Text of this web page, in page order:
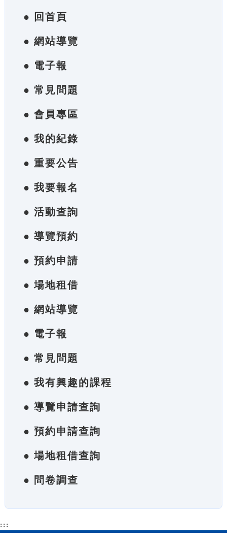
● 回首頁
● 網站導覽
● 電子報
● 常見問題
● 會員專區
● 我的紀錄
● 重要公告
● 我要報名
● 活動查詢
● 導覽預約
● 預約申請
● 場地租借
● 網站導覽
● 電子報
● 常見問題
● 我有興趣的課程
● 導覽申請查詢
● 預約申請查詢
● 場地租借查詢
● 問卷調查
:::